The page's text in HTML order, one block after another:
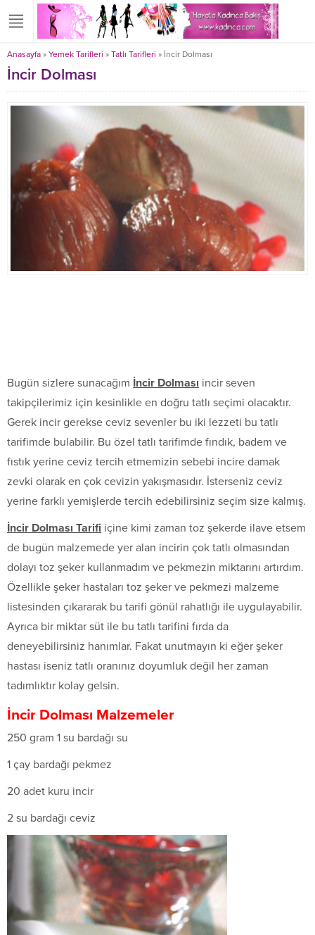
Anasayfa » Yemek Tarifleri » Tatlı Tarifleri » İncir Dolması
İncir Dolması
Bugün sizlere sunacağım İncir Dolması incir seven
takipçilerimiz için kesinlikle en doğru tatlı seçimi olacaktır.
Gerek incir gerekse ceviz sevenler bu iki lezzeti bu tatlı
tarifimde bulabilir. Bu özel tatlı tarifimde fındık, badem ve
fıstık yerine ceviz tercih etmemizin sebebi incire damak
zevki olarak en çok cevizin yakışmasıdır. İsterseniz ceviz
yerine farklı yemişlerde tercih edebilirsiniz seçim size kalmış.
İncir Dolması Tarifi içine kimi zaman toz şekerde ilave etsem
de bugün malzemede yer alan incirin çok tatlı olmasından
dolayı toz şeker kullanmadım ve pekmezin miktarını artırdım.
Özellikle şeker hastaları toz şeker ve pekmezi malzeme
listesinden çıkararak bu tarifi gönül rahatlığı ile uygulayabilir.
Ayrıca bir miktar süt ile bu tatlı tarifini fırda da
deneyebilirsiniz hanımlar. Fakat unutmayın ki eğer şeker
hastası iseniz tatlı oranınız doyumluk değil her zaman
tadımlıktır kolay gelsin.
İncir Dolması Malzemeler
250 gram 1 su bardağı su
1 çay bardağı pekmez
20 adet kuru incir
2 su bardağı ceviz